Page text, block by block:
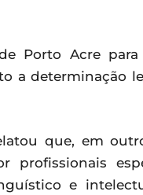
Porto Acre
a determinação
que, em
profissionais
e